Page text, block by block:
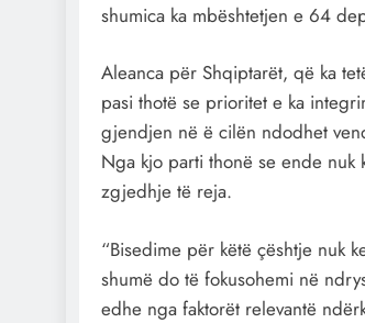
shumica ka mbështetjen e 64
Aleanca për Shqiptarët, që ka
pasi thotë se prioritet e ka
gjendjen në ë cilën ndodhet
Nga kjo parti thonë se ende nuk
zgjedhje të reja.
“Bisedime për këtë çështje nuk
shumë do të fokusohemi në
edhe nga faktorët relevantë